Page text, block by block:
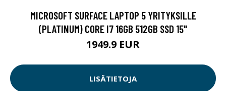
MICROSOFT SURFACE LAPTOP 5 YRITYKSILLE
(PLATINUM) CORE I7 16GB 512GB SSD 15"
1949.9 EUR
LISÄTIETOJA